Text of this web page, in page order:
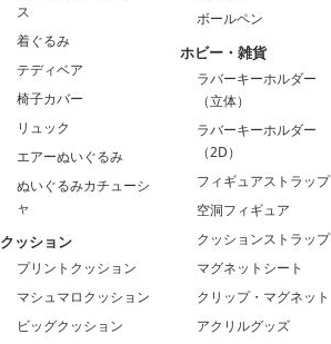
ス
着ぐるみ
テディベア
椅子カバー
リュック
エアーぬいぐるみ
ぬいぐるみカチューシ
ャ
クッション
プリントクッション
マシュマロクッション
ビッグクッション
ボールペン
ホビー・雑貨
ラバーキーホルダー
（立体）
ラバーキーホルダー
（2D）
フィギュアストラップ
空洞フィギュア
クッションストラップ
マグネットシート
クリップ・マグネット
アクリルグッズ